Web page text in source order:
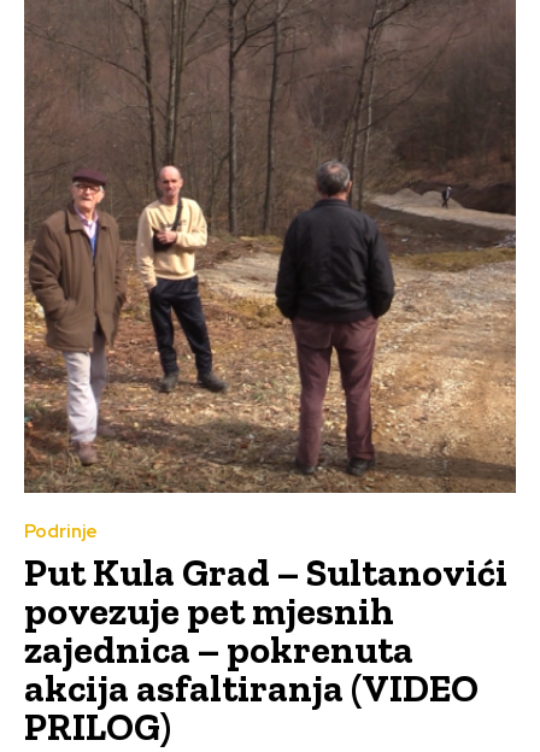
Podrinje
Put Kula Grad – Sultanovići
povezuje pet mjesnih
zajednica – pokrenuta
akcija asfaltiranja (VIDEO
PRILOG)